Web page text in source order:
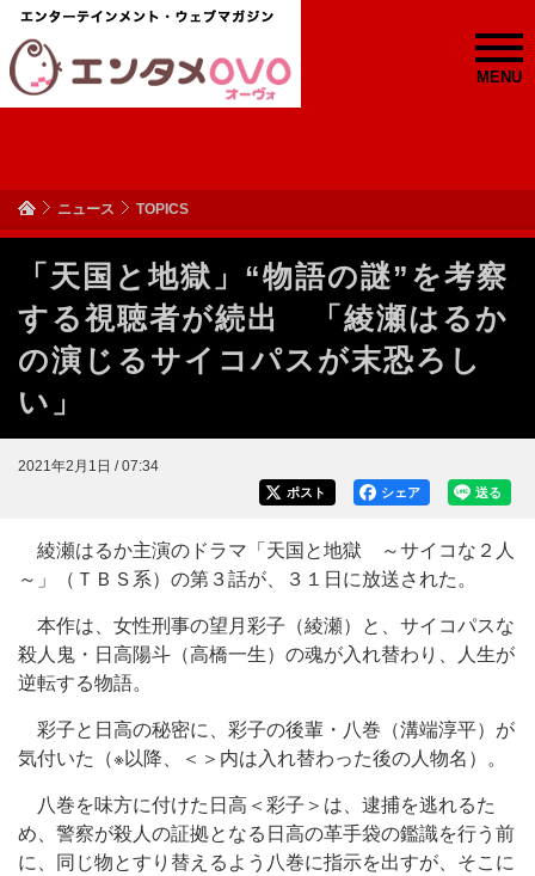
MENU
ニュース TOPICS
「天国と地獄」“物語の謎”を考察
する視聴者が続出 「綾瀬はるか
の演じるサイコパスが末恐ろし
い」
2021年2月1日 / 07:34
送る
シェア
ポスト
綾瀬はるか主演のドラマ「天国と地獄 ～サイコな２人
～」（ＴＢＳ系）の第３話が、３１日に放送された。
本作は、女性刑事の望月彩子（綾瀬）と、サイコパスな
殺人鬼・日高陽斗（高橋一生）の魂が入れ替わり、人生が
逆転する物語。
彩子と日高の秘密に、彩子の後輩・八巻（溝端淳平）が
気付いた（※以降、＜＞内は入れ替わった後の人物名）。
八巻を味方に付けた日高＜彩子＞は、逮捕を逃れるた
め、警察が殺人の証拠となる日高の革手袋の鑑識を行う前
に、同じ物とすり替えるよう八巻に指示を出すが、そこに